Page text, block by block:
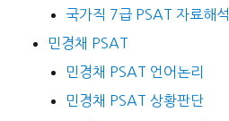
국가직 7급 PSAT 자료해석
민경채 PSAT
민경채 PSAT 언어논리
민경채 PSAT 상황판단